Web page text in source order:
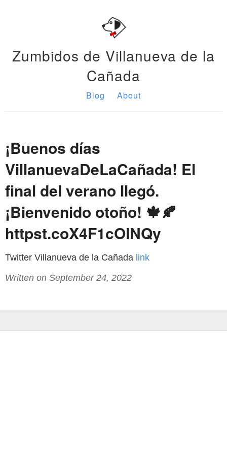
Zumbidos de Villanueva de la
Cañada
Blog About
¡Buenos días
VillanuevaDeLaCañada! El
final del verano llegó.
¡Bienvenido otoño! 🍁🍂
httpst.coX4F1cOlNQy
Twitter Villanueva de la Cañada link
Written on September 24, 2022